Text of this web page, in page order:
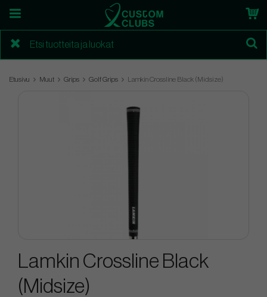
Etusivu Muut Grips Golf Grips Lamkin Crossline Black (Midsize)
Lamkin Crossline Black
(Midsize)